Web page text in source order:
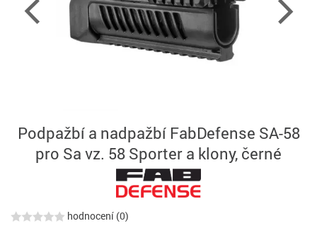
Podpažbí a nadpažbí FabDefense SA-58
pro Sa vz. 58 Sporter a klony, černé
hodnocení (0)